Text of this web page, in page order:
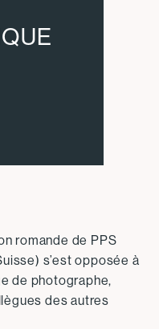
romande de PPS
s’est opposée à
de photographe,
des autres